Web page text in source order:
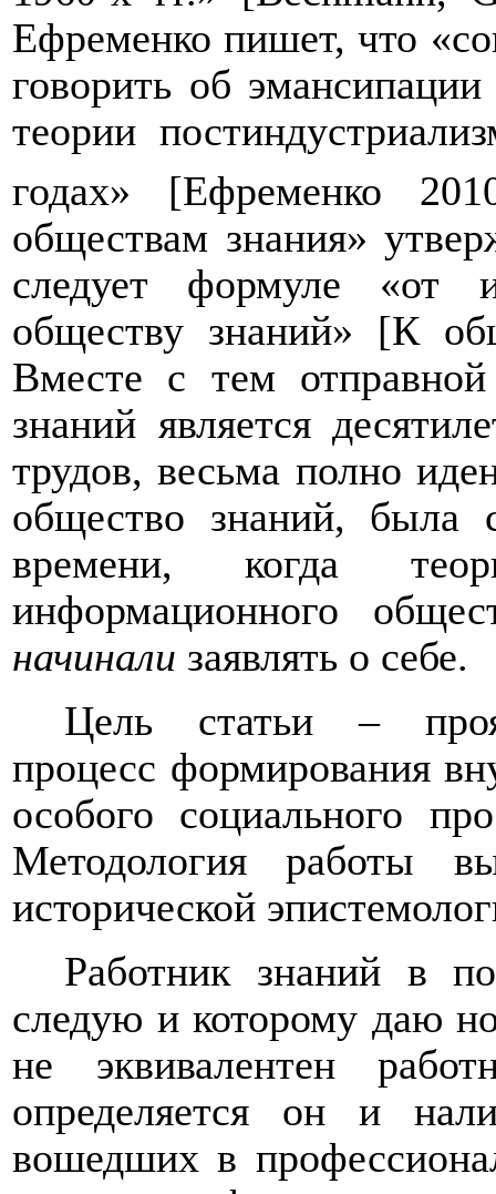
Ефременко пишет, что
говорить об
теории
годах» [Ефременко
обществам знания»
следует формуле «от
обществу знаний» [К
Вместе с тем
знаний является
трудов, весьма полно
общество знаний, была
времени, когда
информационного
начинали заявлять о себе.
Цель статьи –
процесс формирования
особого социального
Методология работы
исторической
Работник знаний в
следую и которому даю
не эквивалентен
определяется он и
вошедших в